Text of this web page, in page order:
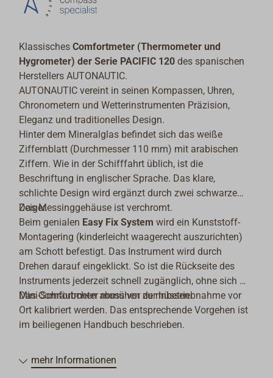
KlassischesComfortmeter (Thermometer und
Hygrometer) der Serie PACIFIC 120des spanischen
Herstellers AUTONAUTIC.
AUTONAUTIC vereint in seinen Kompassen, Uhren,
Chronometern und Wetterinstrumenten Präzision,
Eleganz und traditionelles Design.
Hinter dem Mineralglas befindet sich das weiße
Ziffernblatt (Durchmesser 110 mm) mit arabischen
Ziffern. Wie in der Schifffahrt üblich, ist die
Beschriftung in englischer Sprache. Das klare,
schlichte Design wird ergänzt durch zwei schwarze
Zeiger.
Das Messinggehäuse ist verchromt.
Beim genialen Easy Fix Systemwird ein Kunststoff-
Montagering (kinderleicht waagerecht auszurichten)
am Schott befestigt. Das Instrument wird durch
Drehen darauf eingeklickt. So ist die Rückseite des
Instruments jederzeit schnell zugänglich, ohne sich mit
Mini-Schräubchen abmühen zu müssen.
Das Comfortmeter muss vor der Inbetriebnahme vor
Ort kalibriert werden. Das entsprechende Vorgehen ist
im beiliegenen Handbuch beschrieben.
mehr Informationen